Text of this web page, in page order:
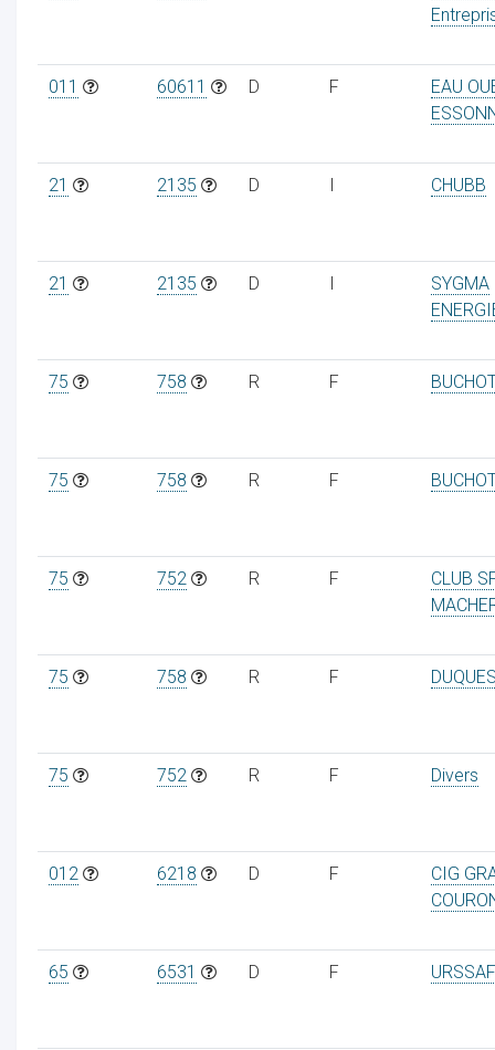
011 60611 D F
EAU
21 2135 D I CHUBB
21 2135 D I
SYGMA
75 758 R F
75 758 R F
75 752 R F
CLUB
75 758 R F
75 752 R F Divers
012 6218 D F
CIG
65 6531 D F